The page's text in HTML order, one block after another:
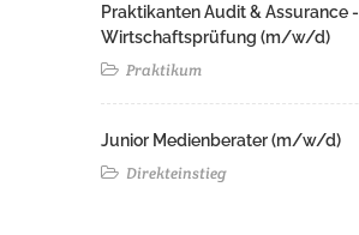
Praktikanten Audit & Assurance -
Wirtschaftsprüfung (m/w/d)
Praktikum
Junior Medienberater (m/w/d)
Direkteinstieg